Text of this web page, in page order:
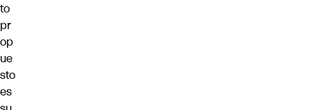
to
pr
op
ue
sto
es